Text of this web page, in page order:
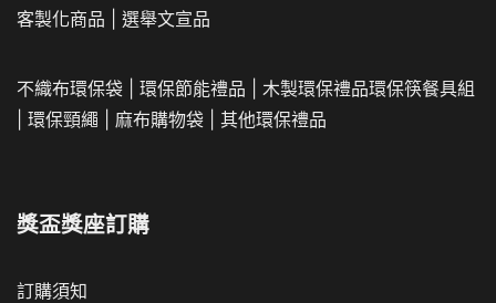
客製化商品
選舉文宣品
不織布環保袋 環保節能禮品 木製環保禮品環保筷餐具組
環保頸繩 麻布購物袋 其他環保禮品
獎盃獎座訂購
訂購須知